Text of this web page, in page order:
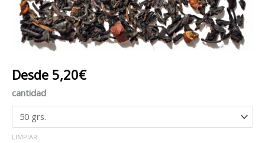
Desde 5,20€
cantidad
LIMPIAR